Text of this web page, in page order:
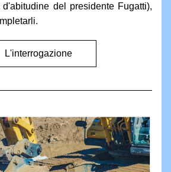
del presidente Fugatti),
L'interrogazione